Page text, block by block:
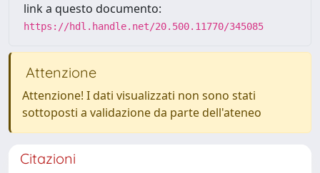
link a questo documento:
https://hdl.handle.net/20.500.11770/345085
Attenzione
Attenzione! I dati visualizzati non sono stati
sottoposti a validazione da parte dell'ateneo
Citazioni